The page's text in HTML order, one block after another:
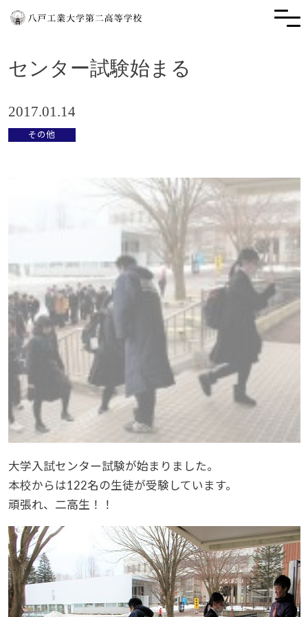
センター試験始まる
2017.01.14
その他
大学入試センター試験が始まりました。
本校からは122名の生徒が受験しています。
頑張れ、二高生！！